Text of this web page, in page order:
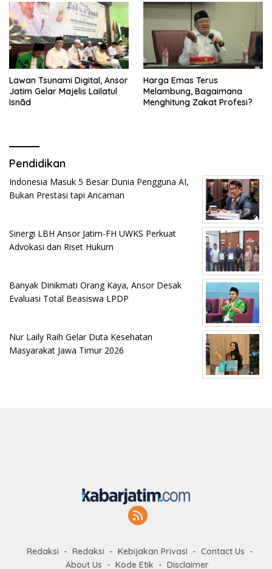
Lawan Tsunami Digital, Ansor
Jatim Gelar Majelis Lailatul
Isnād
Harga Emas Terus
Melambung, Bagaimana
Menghitung Zakat Profesi?
Pendidikan
Indonesia Masuk 5 Besar Dunia Pengguna AI,
Bukan Prestasi tapi Ancaman
Sinergi LBH Ansor Jatim-FH UWKS Perkuat
Advokasi dan Riset Hukum
Banyak Dinikmati Orang Kaya, Ansor Desak
Evaluasi Total Beasiswa LPDP
Nur Laily Raih Gelar Duta Kesehatan
Masyarakat Jawa Timur 2026
Redaksi Redaksi Kebijakan Privasi
Contact Us
About Us
Kode Etik Disclaimer